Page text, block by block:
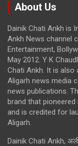
About Us
Dainik Chati Ankh is
Ankh News channel
Entertainment,
May 2012. Y K
Chati Ankh. It is also
Aligarh news media
news publications.
brand that
and is credited for
Aligarh.
Dainik Chati Ankh,